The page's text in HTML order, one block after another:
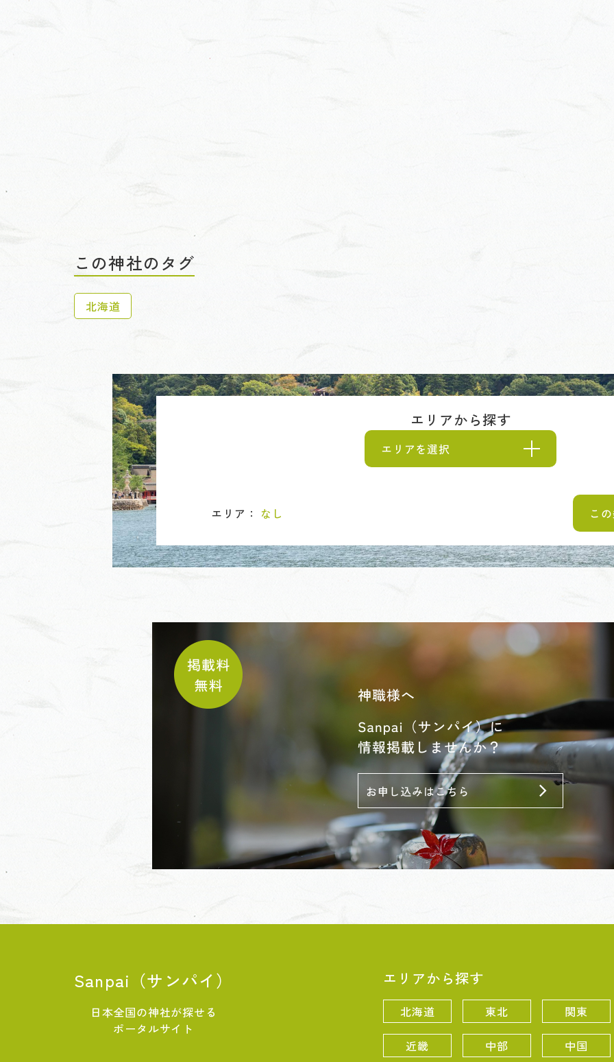
この神社のタグ
北海道
エリアから探す
エリアを選択
エリア： なし こ
Sanpai（サンパイ）
日本全国の神社が探せる
ポータルサイト
エリアから探す
北海道 東北 関東
近畿 中部 中国